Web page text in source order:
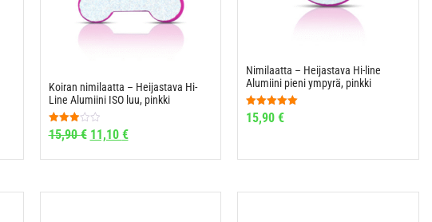
Koiran nimilaatta – Heijastava Hi-
Line Alumiini ISO luu, pinkki
Arvostelu
tuotteesta:
/ 5
15,90€ 11,10 €
Nimilaatta – Heijastava Hi-line
Alumiini pieni ympyrä, pinkki
Arvostelu
tuotteesta:
15,90 €